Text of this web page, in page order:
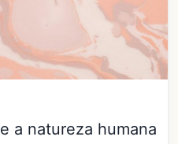
a natureza humana